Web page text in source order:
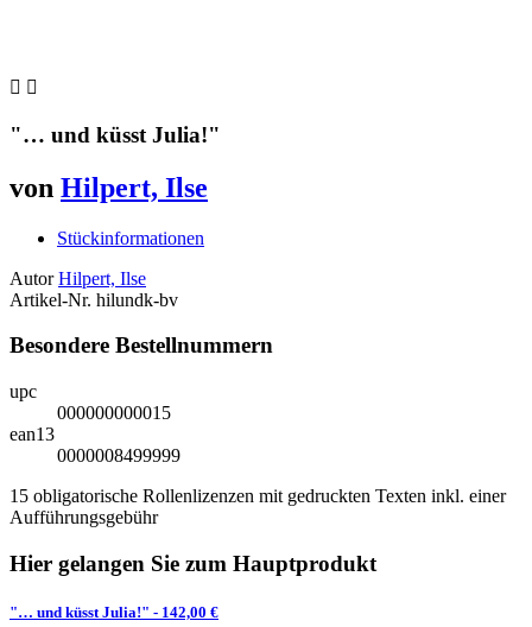
 
"… und küsst Julia!"
von Hilpert, Ilse
Stückinformationen
Autor Hilpert, Ilse
Artikel-Nr. hilundk-bv
Besondere Bestellnummern
upc
000000000015
ean13
0000008499999
15 obligatorische Rollenlizenzen mit gedruckten Texten inkl. einer
Aufführungsgebühr
Hier gelangen Sie zum Hauptprodukt
"… und küsst Julia!" - 142,00 €